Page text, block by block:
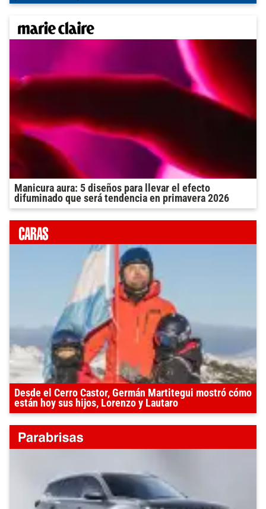
Manicura aura: 5 diseños para llevar el efecto
difuminado que será tendencia en primavera 2026
Desde el Cerro Castor, Germán Martitegui mostró cómo
están hoy sus hijos, Lorenzo y Lautaro